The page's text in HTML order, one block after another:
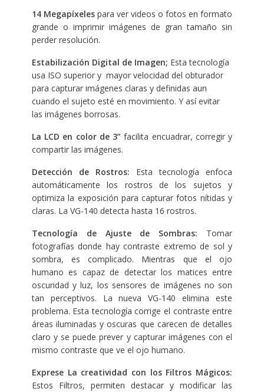
14 Megapíxelespara ver videos o fotos en formato
grande o imprimir imágenes de gran tamaño sin
perder resolución.
Estabilización Digital de Imagen; Esta tecnología
usa ISO superior y mayor velocidad del obturador
para capturar imágenes claras y definidas aun
cuando el sujeto esté en movimiento. Y así evitar
las imágenes borrosas.
La LCD en color de 3”facilita encuadrar, corregir y
compartir las imágenes.
Detección de Rostros: Esta tecnología enfoca
automáticamente los rostros de los sujetos y
optimiza la exposición para capturar fotos nítidas y
claras. La VG-140 detecta hasta 16 rostros.
Tecnología de Ajuste de Sombras: Tomar
fotografías donde hay contraste extremo de sol y
sombra, es complicado. Mientras que el ojo
humano es capaz de detectar los matices entre
oscuridad y luz, los sensores de imágenes no son
tan perceptivos. La nueva VG-140 elimina este
problema. Esta tecnología corrige el contraste entre
áreas iluminadas y oscuras que carecen de detalles
claro y se puede prever y capturar imágenes con el
mismo contraste que ve el ojo humano.
Exprese La creatividad con los Filtros Mágicos:
Estos Filtros, permiten destacar y modificar las